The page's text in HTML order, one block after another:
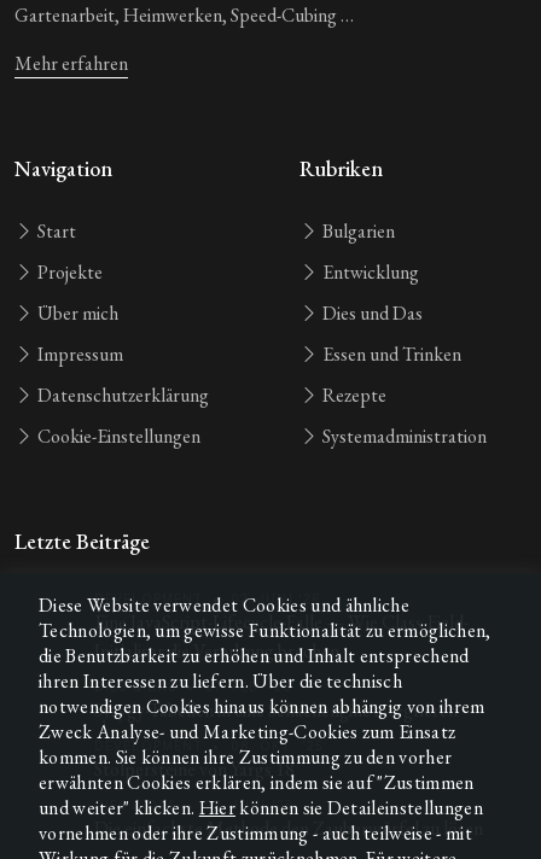
Gartenarbeit, Heimwerken, Speed-Cubing …
Mehr erfahren
Navigation
Start
Projekte
Über mich
Impressum
Datenschutzerklärung
Cookie-Einstellungen
Rubriken
Bulgarien
Entwicklung
Dies und Das
Essen und Trinken
Rezepte
Systemadministration
Letzte Beiträge
DEVELOPMENT • 02. JUNI ’26
Eine JavaScript-Lifecycle-Falle — Wie Class-Field-
Initialiser die Vererbung brechen
DIES & DAS • 07. FEB. ’26
Syzygy-Tabellen in eine Schachengine integrieren
DEVELOPMENT 08. OKT. ’25
Stolpersteine von Yargs 18
DIES & DAS • 23. JUNI ’25
Die einfachste Methode den Zauberwürfel zu lösen
Diese Website verwendet Cookies und ähnliche
Technologien, um gewisse Funktionalität zu ermöglichen,
die Benutzbarkeit zu erhöhen und Inhalt entsprechend
ihren Interessen zu liefern. Über die technisch
notwendigen Cookies hinaus können abhängig von ihrem
Zweck Analyse- und Marketing-Cookies zum Einsatz
kommen. Sie können ihre Zustimmung zu den vorher
erwähnten Cookies erklären, indem sie auf "Zustimmen
und weiter" klicken. Hierkönnen sie Detaileinstellungen
vornehmen oder ihre Zustimmung - auch teilweise - mit